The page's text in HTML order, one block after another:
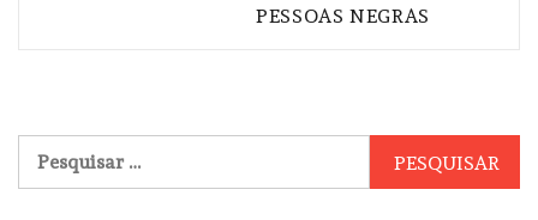
PESSOAS NEGRAS
por: